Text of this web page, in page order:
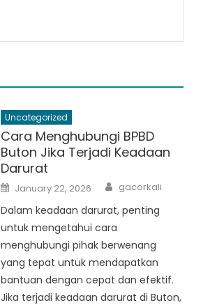
Uncategorized
Cara Menghubungi BPBD
Buton Jika Terjadi Keadaan
Darurat
Posted
on
January 22, 2026 Author
gacorkali
Dalam keadaan darurat, penting
untuk mengetahui cara
menghubungi pihak berwenang
yang tepat untuk mendapatkan
bantuan dengan cepat dan efektif.
Jika terjadi keadaan darurat di Buton,